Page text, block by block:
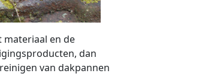
materiaal en de
dan
van dakpannen